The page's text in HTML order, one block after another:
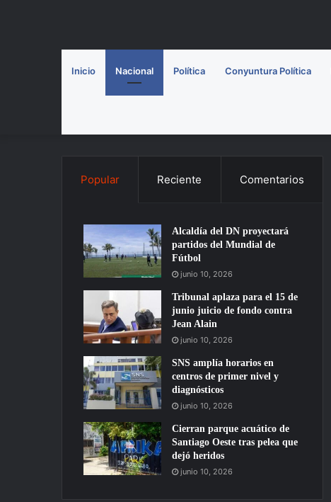
Inicio Nacional Política Conyuntura Política
Popular Reciente Comentarios
Alcaldía del DN proyectará
partidos del Mundial de
Fútbol
junio 10, 2026
Tribunal aplaza para el 15 de
junio juicio de fondo contra
Jean Alain
junio 10, 2026
SNS amplía horarios en
centros de primer nivel y
diagnósticos
junio 10, 2026
Cierran parque acuático de
Santiago Oeste tras pelea que
dejó heridos
junio 10, 2026